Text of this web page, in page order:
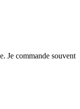
Je commande souvent